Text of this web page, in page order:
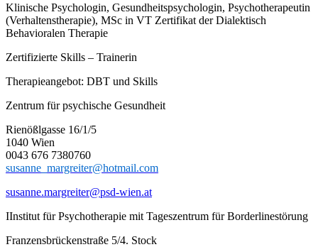
Klinische Psychologin, Gesundheitspsychologin, Psychotherapeutin
(Verhaltenstherapie), MSc in VT Zertifikat der Dialektisch
Behavioralen Therapie
Zertifizierte Skills – Trainerin
Therapieangebot: DBT und Skills
Zentrum für psychische Gesundheit
Rienößlgasse 16/1/5
1040 Wien
0043 676 7380760
susanne_margreiter@hotmail.com
susanne.margreiter@psd-wien.at
IInstitut für Psychotherapie mit Tageszentrum für Borderlinestörung
Franzensbrückenstraße 5/4. Stock